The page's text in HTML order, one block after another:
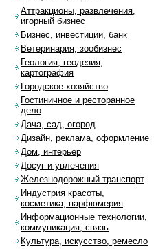
Аттракционы, развлечения,
игорный бизнес
Бизнес, инвестиции, банк
Ветеринария, зообизнес
Геология, геодезия,
картография
Городское хозяйство
Гостиничное и ресторанное
дело
Дача, сад, огород
Дизайн, реклама, оформление
Дом, интерьер
Досуг и увлечения
Железнодорожный транспорт
Индустрия красоты,
косметика, парфюмерия
Информационные технологии,
коммуникация, связь
Культура, искусство, ремесло